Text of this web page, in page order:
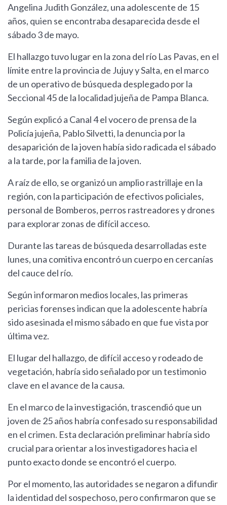
Angelina Judith González, una adolescente de 15
años, quien se encontraba desaparecida desde el
sábado 3 de mayo.
El hallazgo tuvo lugar en la zona del río Las Pavas, en el
límite entre la provincia de Jujuy y Salta, en el marco
de un operativo de búsqueda desplegado por la
Seccional 45 de la localidad jujeña de Pampa Blanca.
Según explicó a Canal 4 el vocero de prensa de la
Policía jujeña, Pablo Silvetti, la denuncia por la
desaparición de la joven había sido radicada el sábado
a la tarde, por la familia de la joven.
A raíz de ello, se organizó un amplio rastrillaje en la
región, con la participación de efectivos policiales,
personal de Bomberos, perros rastreadores y drones
para explorar zonas de difícil acceso.
Durante las tareas de búsqueda desarrolladas este
lunes, una comitiva encontró un cuerpo en cercanías
del cauce del río.
Según informaron medios locales, las primeras
pericias forenses indican que la adolescente habría
sido asesinada el mismo sábado en que fue vista por
última vez.
El lugar del hallazgo, de difícil acceso y rodeado de
vegetación, habría sido señalado por un testimonio
clave en el avance de la causa.
En el marco de la investigación, trascendió que un
joven de 25 años habría confesado su responsabilidad
en el crimen. Esta declaración preliminar habría sido
crucial para orientar a los investigadores hacia el
punto exacto donde se encontró el cuerpo.
Por el momento, las autoridades se negaron a difundir
la identidad del sospechoso, pero confirmaron que se